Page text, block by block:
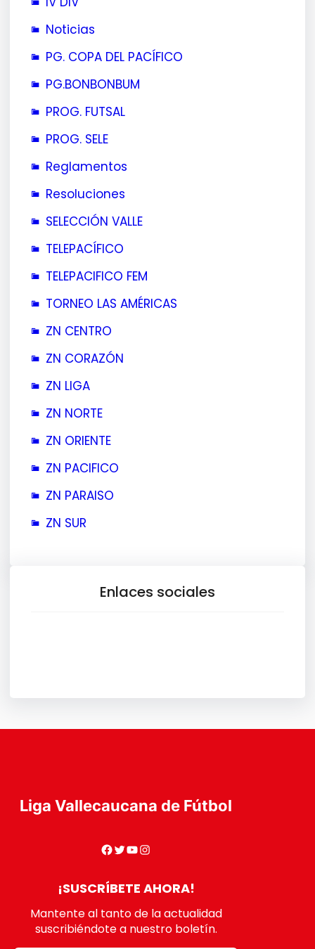
Noticias
PG. COPA DEL PACÍFICO
PG.BONBONBUM
PROG. FUTSAL
PROG. SELE
Reglamentos
Resoluciones
SELECCIÓN VALLE
TELEPACÍFICO
TELEPACIFICO FEM
TORNEO LAS AMÉRICAS
ZN CENTRO
ZN CORAZÓN
ZN LIGA
ZN NORTE
ZN ORIENTE
ZN PACIFICO
ZN PARAISO
ZN SUR
Enlaces sociales
Liga Vallecaucana de Fútbol
¡SUSCRÍBETE AHORA!
Mantente al tanto de la actualidad
suscribiéndote a nuestro boletín.